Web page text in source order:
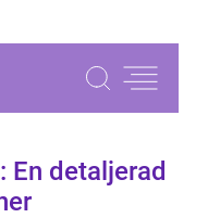
En detaljerad